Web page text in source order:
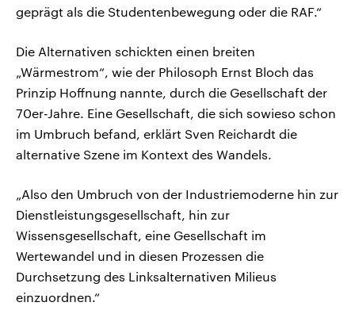
geprägt als die Studentenbewegung oder die RAF.“
Die Alternativen schickten einen breiten
„Wärmestrom“, wie der Philosoph Ernst Bloch das
Prinzip Hoffnung nannte, durch die Gesellschaft der
70er-Jahre. Eine Gesellschaft, die sich sowieso schon
im Umbruch befand, erklärt Sven Reichardt die
alternative Szene im Kontext des Wandels.
„Also den Umbruch von der Industriemoderne hin zur
Dienstleistungsgesellschaft, hin zur
Wissensgesellschaft, eine Gesellschaft im
Wertewandel und in diesen Prozessen die
Durchsetzung des Linksalternativen Milieus
einzuordnen.“